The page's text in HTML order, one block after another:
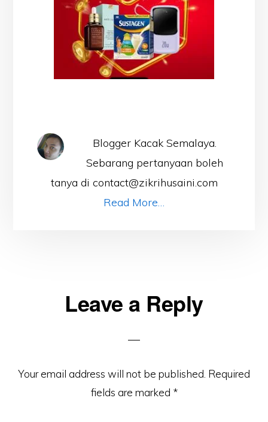
Blogger Kacak Semalaya.
Sebarang pertanyaan boleh
tanya di contact@zikrihusaini.com
Read More…
ReaderLeave a Reply
Your email address will not be published. Required
fields are marked *